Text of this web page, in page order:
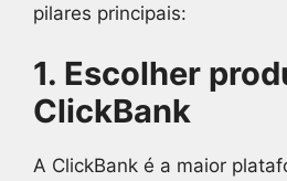
pilares principais:
1. Escolher
ClickBank
A ClickBank é a maior